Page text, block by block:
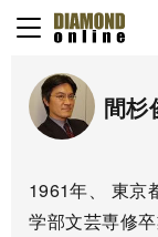
間杉
1961年、 東京
学部文芸専修